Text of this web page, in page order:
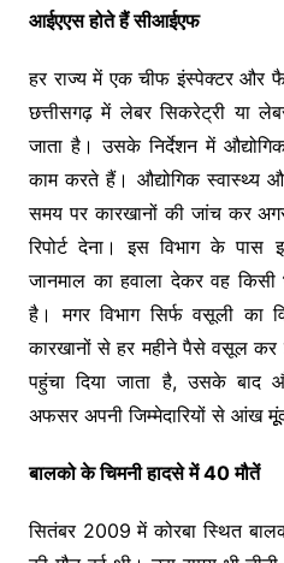
आईएएस होते हैं सीआईएफ
हर राज्य में एक चीफ इंस्पेक्टर और
छत्तीसगढ़ में लेबर सिकरेट्री या
जाता है। उसके निर्देशन में
काम करते हैं। औद्योगिक स्वास्थ्य
समय पर कारखानों की जांच कर
रिपोर्ट देना। इस विभाग के
जानमाल का हवाला देकर वह
है। मगर विभाग सिर्फ वसूली का
कारखानों से हर महीने पैसे वसूल कर
पहुंचा दिया जाता है, उसके बाद
अफसर अपनी जिम्मेदारियों से आंख
बालको के चिमनी हादसे में 40 मौतें
सितंबर 2009 में कोरबा स्थित